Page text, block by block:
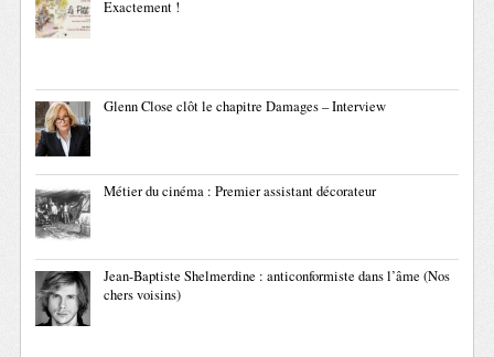
Exactement !
Glenn Close clôt le chapitre Damages – Interview
Métier du cinéma : Premier assistant décorateur
Jean-Baptiste Shelmerdine : anticonformiste dans l’âme (Nos
chers voisins)